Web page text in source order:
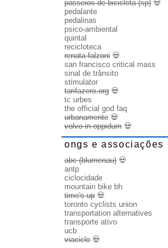
passeios de bicicleta (sp) 💀
pedalante
pedalinas
psico-ambiental
quintal
recicloteca
renata falzoni 💀
san francisco critical mass
sinal de trânsito
stimulator
tarifazero.org 💀
tc urbes
the official god faq
urbanamente 💀
volvo in oppidum 💀
ongs e associações
abc (blumenau) 💀
antp
ciclocidade
mountain bike bh
time's up 💀
toronto cyclists union
transportation alternatives
transporte ativo
ucb
viaciclo 💀